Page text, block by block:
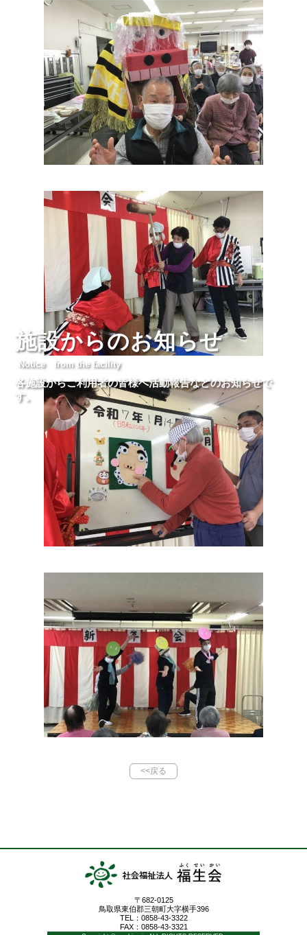
施設からのお知らせ
Notice from the facility
各施設からご利用者の皆様へ活動報告などのお知らせで
す。
<<戻る
〒682-0125
鳥取県東伯郡三朝町大字横手396
TEL：0858-43-3322
FAX：0858-43-3321